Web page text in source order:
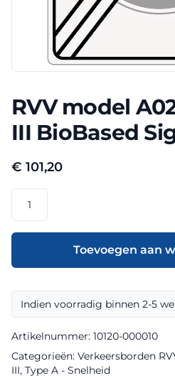
RVV model
III BioBased
€ 101,20
model
A0230ze
III
Sign
aantal
Toevoegen aan
Indien voorradig binnen 2-5
Artikelnummer: 10120-000010
Categorieën: Verkeersborden
III, Type A - Snelheid